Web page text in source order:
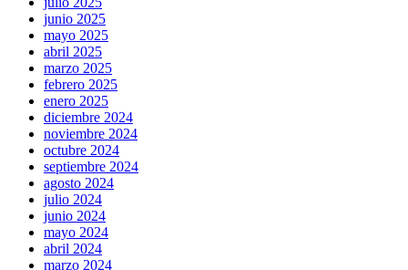
junio 2025
mayo 2025
abril 2025
marzo 2025
febrero 2025
enero 2025
diciembre 2024
noviembre 2024
octubre 2024
septiembre 2024
agosto 2024
julio 2024
junio 2024
mayo 2024
abril 2024
marzo 2024